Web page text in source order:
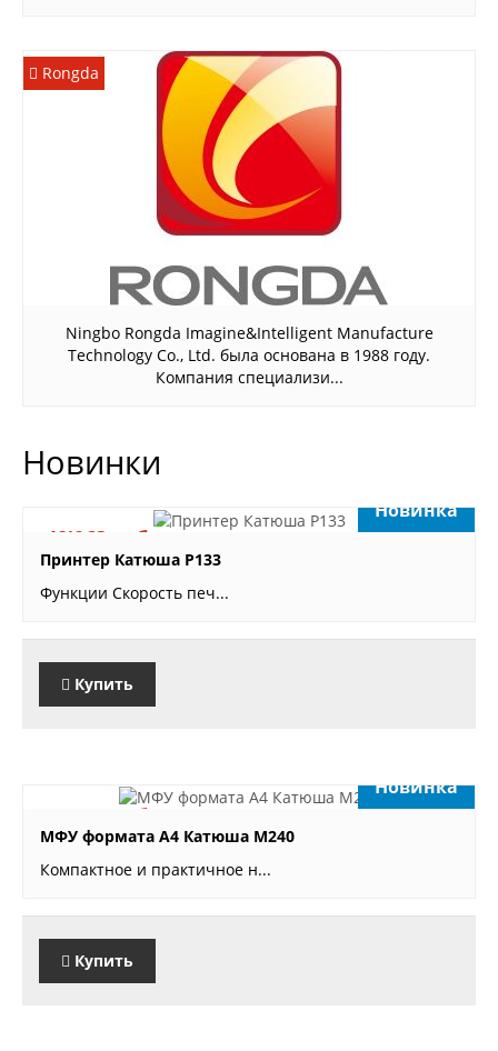
Rongda
Ningbo Rongda Imagine&Intelligent Manufacture
Technology Co., Ltd. была основана в 1988 году.
Компания специализи...
Новинки
48'063 руб.
Новинка
Принтер Катюша P133
Функции Скорость печ...
Купить
84'879 руб.
Новинка
МФУ формата А4 Катюша М240
Компактное и практичное н...
Купить